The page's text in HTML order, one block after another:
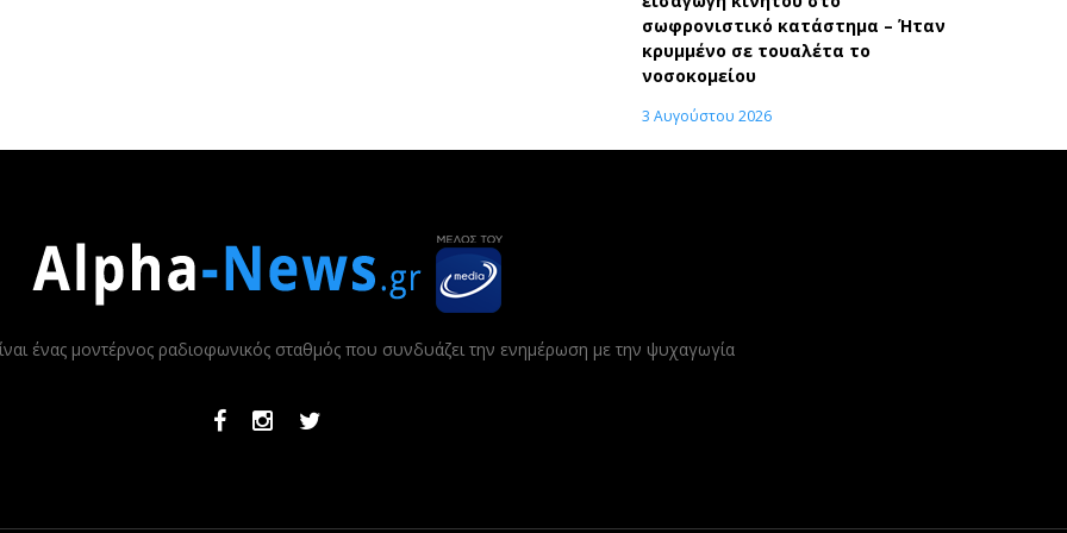
σωφρονιστικό κατάστημα – Ήταν
κρυμμένο σε τουαλέτα το
νοσοκομείου
3 Αυγούστου 2026
ένας μοντέρνος ραδιοφωνικός σταθμός που συνδυάζει την ενημέρωση με την ψυχαγωγία
FacebookInstagramTwitter